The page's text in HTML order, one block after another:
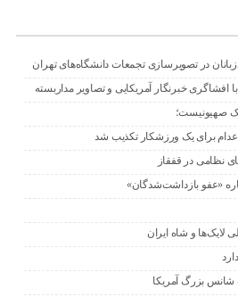
در تصویرسازی تجمعات دانشگاه‌های تهران
افشاگری خبرنگار آمریکایی و تصاویر مداربسته
صهیونیست؛
برای یک ورزشکار تکذیب شد
نظامی در قفقاز
«عفو بازداشت‌شدگان»
لایک‌ها و شاه ایران
شانس بزرگ آمریکا